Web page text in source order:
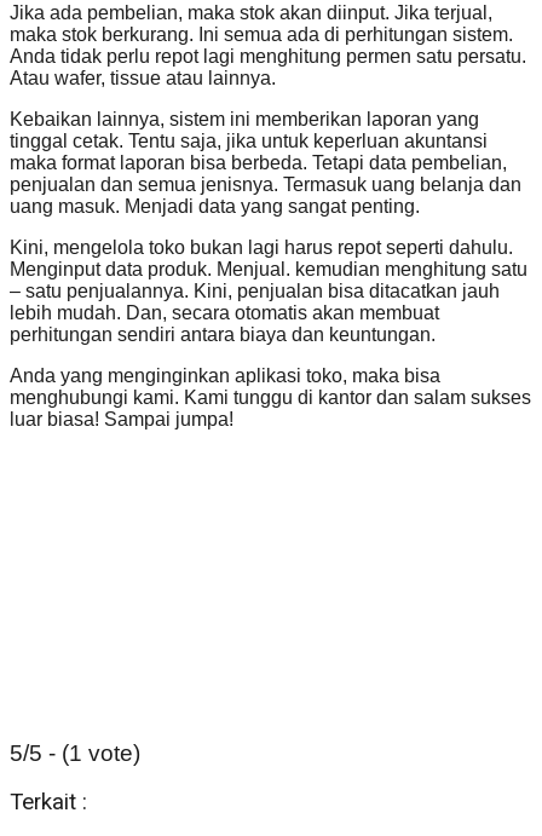
Jika ada pembelian, maka stok akan diinput. Jika terjual,
maka stok berkurang. Ini semua ada di perhitungan sistem.
Anda tidak perlu repot lagi menghitung permen satu persatu.
Atau wafer, tissue atau lainnya.
Kebaikan lainnya, sistem ini memberikan laporan yang
tinggal cetak. Tentu saja, jika untuk keperluan akuntansi
maka format laporan bisa berbeda. Tetapi data pembelian,
penjualan dan semua jenisnya. Termasuk uang belanja dan
uang masuk. Menjadi data yang sangat penting.
Kini, mengelola toko bukan lagi harus repot seperti dahulu.
Menginput data produk. Menjual. kemudian menghitung satu
– satu penjualannya. Kini, penjualan bisa ditacatkan jauh
lebih mudah. Dan, secara otomatis akan membuat
perhitungan sendiri antara biaya dan keuntungan.
Anda yang menginginkan aplikasi toko, maka bisa
menghubungi kami. Kami tunggu di kantor dan salam sukses
luar biasa! Sampai jumpa!
5/5 - (1 vote)
Terkait :